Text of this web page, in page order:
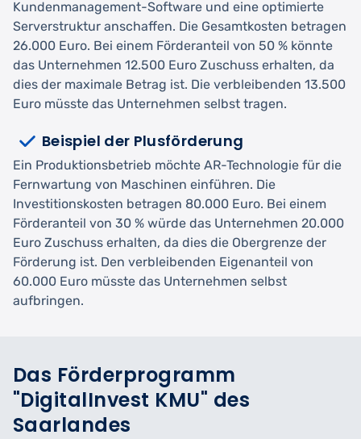
Kundenmanagement-Software und eine optimierte
Serverstruktur anschaffen. Die Gesamtkosten betragen
26.000 Euro. Bei einem Förderanteil von 50 % könnte
das Unternehmen 12.500 Euro Zuschuss erhalten, da
dies der maximale Betrag ist. Die verbleibenden 13.500
Euro müsste das Unternehmen selbst tragen.
Beispiel der Plusförderung
Ein Produktionsbetrieb möchte AR-Technologie für die
Fernwartung von Maschinen einführen. Die
Investitionskosten betragen 80.000 Euro. Bei einem
Förderanteil von 30 % würde das Unternehmen 20.000
Euro Zuschuss erhalten, da dies die Obergrenze der
Förderung ist. Den verbleibenden Eigenanteil von
60.000 Euro müsste das Unternehmen selbst
aufbringen.
Das Förderprogramm
"DigitalInvest KMU" des
Saarlandes